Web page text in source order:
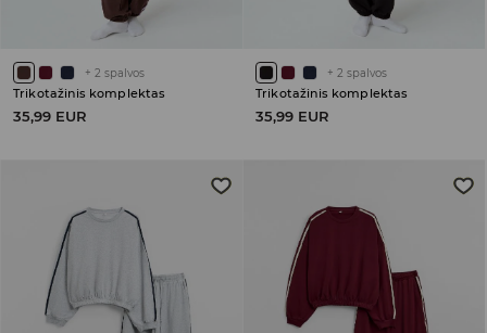
+ 2 spalvos
Trikotažinis komplektas
35,99 EUR
+ 2 spalvos
Trikotažinis komplektas
35,99 EUR